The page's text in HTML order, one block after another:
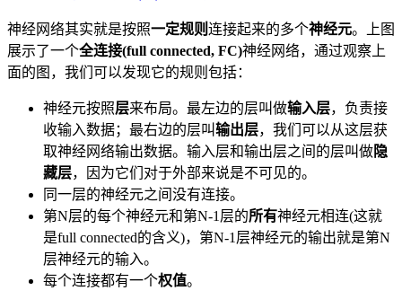
神经网络其实就是按照一定规则连接起来的多个神经元。上图
展示了一个全连接(full connected, FC)神经网络，通过观察上
面的图，我们可以发现它的规则包括：
神经元按照层来布局。最左边的层叫做输入层，负责接
收输入数据；最右边的层叫输出层，我们可以从这层获
取神经网络输出数据。输入层和输出层之间的层叫做隐
藏层，因为它们对于外部来说是不可见的。
同一层的神经元之间没有连接。
第N层的每个神经元和第N-1层的所有神经元相连(这就
是full connected的含义)，第N-1层神经元的输出就是第N
层神经元的输入。
每个连接都有一个权值。